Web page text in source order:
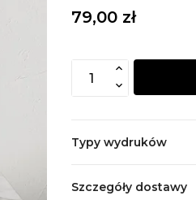
79,00 zł
Typy wydruków
Szczegóły dostawy